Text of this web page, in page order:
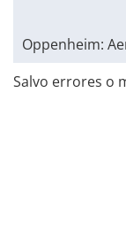
Oppenheim:
Salvo errores o